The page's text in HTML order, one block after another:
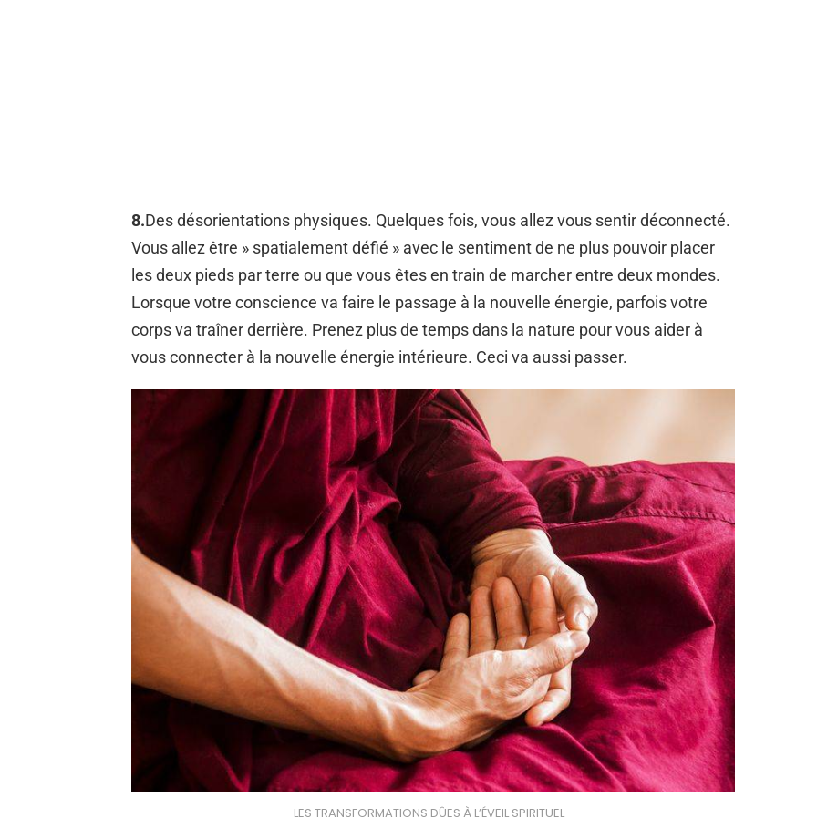
8.Des désorientations physiques. Quelques fois, vous allez vous sentir déconnecté.
Vous allez être » spatialement défié » avec le sentiment de ne plus pouvoir placer
les deux pieds par terre ou que vous êtes en train de marcher entre deux mondes.
Lorsque votre conscience va faire le passage à la nouvelle énergie, parfois votre
corps va traîner derrière. Prenez plus de temps dans la nature pour vous aider à
vous connecter à la nouvelle énergie intérieure. Ceci va aussi passer.
LES TRANSFORMATIONS DÛES À L’ÉVEIL SPIRITUEL